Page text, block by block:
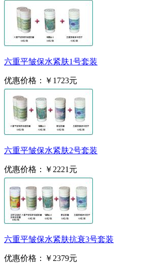
六重平皱保水紧肤1号套装
优惠价格： ￥1723元
六重平皱保水紧肤2号套装
优惠价格： ￥2221元
六重平皱保水紧肤抗衰3号套装
优惠价格： ￥2379元